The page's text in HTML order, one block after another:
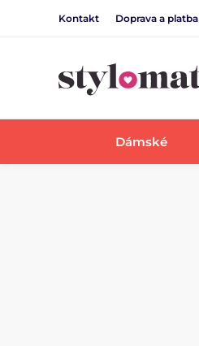
Kontakt Doprava a platba
Dámské